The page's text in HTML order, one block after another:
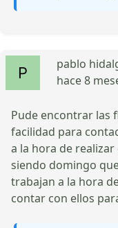
pablo
hace 8
Pude encontrar las
facilidad para
a la hora de
siendo domingo
trabajan a la hora
contar con ellos